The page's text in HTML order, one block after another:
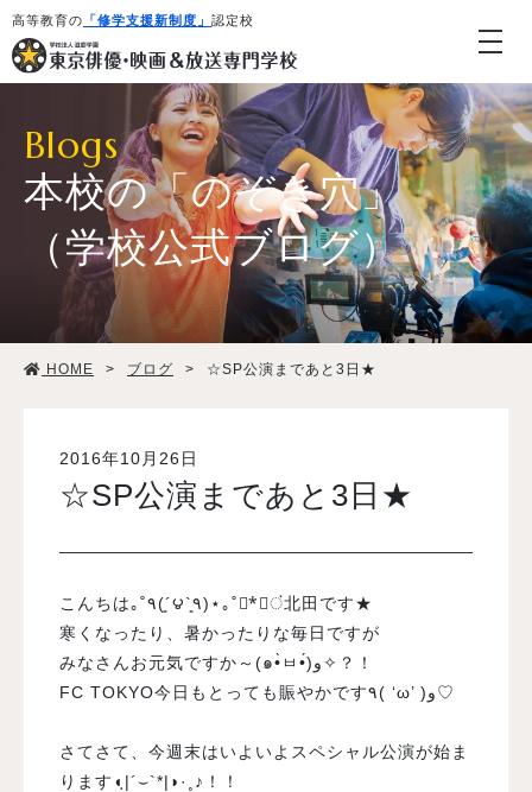
高等教育の 「修学支援新制度」 認定校
学校紹介・教育システム
学生生活
入試案内
学校情報
オープンキャンパス
Blogs
本校の「のぞき穴」
（学校公式ブログ）
HOME > ブログ > ☆SP公演まであと3日★
2016年10月26日
☆SP公演まであと3日★
こんちは｡˚٩(´͈౪`͈٩)⋆｡˚*ْ✧ं北田です★
寒くなったり、暑かったりな毎日ですが
みなさんお元気ですか～(๑•̀ㅂ•́)و✧？！
FC TOKYO今日もとっても賑やかです٩( ‘ω’ )و♡
さてさて、今週末はいよいよスペシャル公演が始ま
ります◖ฺ|´⌣`*|◗·˳♪！！